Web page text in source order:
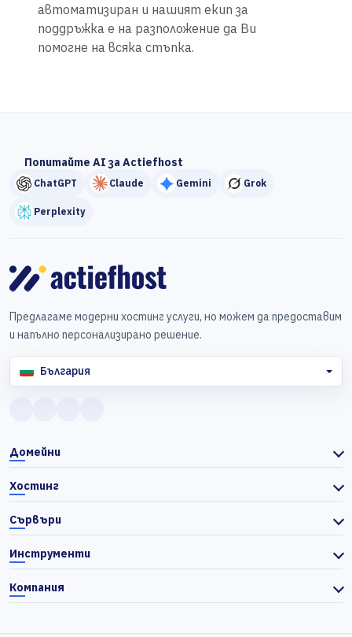
автоматизиран и нашият екип за
поддръжка е на разположение да Ви
помогне на всяка стъпка.
Попитайте AI за Actiefhost
ChatGPT Claude Gemini Grok
Perplexity
Предлагаме модерни хостинг услуги, но можем да предоставим
и напълно персонализирано решение.
България
Домейни
Хостинг
Сървъри
Инструменти
Компания